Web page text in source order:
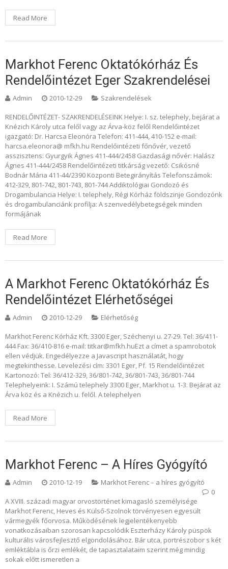
Read More
Markhot Ferenc Oktatókórház És
Rendelőintézet Eger Szakrendelései
Admin 2010-12-29 Szakrendelések
RENDELŐINTÉZET- SZAKRENDELÉSEINK Helye: I. sz. telephely, bejárat a
Knézich Károly utca felől vagy az Árva-köz felől Rendelőintézet
igazgató: Dr. Harcsa Eleonóra Telefon: 411-444, 410-152 e-mail:
harcsa.eleonora@ mfkh.hu Rendelőintézeti főnővér, vezető
asszisztens: Gyurgyik Ágnes 411-444/2458 Gazdasági nővér: Halász
Ágnes 411-444/2458 Rendelőintézeti titkárság vezető: Csikósné
Bodnár Mária 411-44/2390 Központi Betegirányítás Telefonszámok:
412-329, 801-742, 801-743, 801-744 Addiktológiai Gondozó és
Drogambulancia Helye: I. telephely, Régi Kórház földszinje Gondozónk
és drogambulanciánk profilja: A szenvedélybetegségek minden
formájának
Read More
A Markhot Ferenc Oktatókórház És
Rendelőintézet Elérhetőségei
Admin 2010-12-29 Elérhetőség
Markhot Ferenc Kórház Kft. 3300 Eger, Széchenyi u. 27-29. Tel: 36/411-
444 Fax: 36/410-816 e-mail: titkar@mfkh.huEzt a címet a spamrobotok
ellen védjük. Engedélyezze a Javascript használatát, hogy
megtekinthesse. Levelezési cím: 3301 Eger, Pf. 15 Rendelőintézet
Kartonozó: Tel: 36/412-329, 36/801-742, 36/801-743, 36/801-744
Telephelyeink: I. Számú telephely 3300 Eger, Markhot u. 1-3. Bejárat az
Árva köz és a Knézich u. felől. A telephelyen
Read More
Markhot Ferenc – A Híres Gyógyító
Admin 2010-12-19
Markhot Ferenc – a híres gyógyító
0
A XVIII. századi magyar orvostörténet kimagasló személyisége
Markhot Ferenc, Heves és Külső-Szolnok törvényesen egyesült
vármegyék főorvosa. Működésének legjelentékenyebb
vonatkozásaiban szorosan kapcsolódik Eszterházy Károly püspök
kulturális városfejlesztő elgondolásához. Bár utca, portrészobor s két
emléktábla is őrzi emlékét, de tapasztalataim szerint még mindig
sokak előtt ismeretlen a